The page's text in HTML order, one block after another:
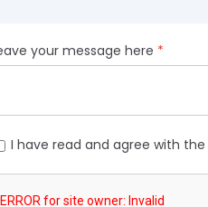
your message here
I have read and agree with the